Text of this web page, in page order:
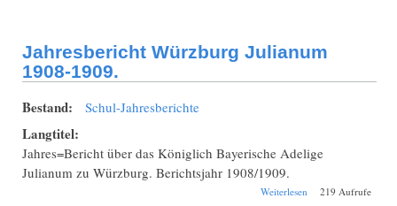
Jahresbericht Würzburg Julianum
1908-1909.
Bestand: Schul-Jahresberichte
Langtitel:
Jahres=Bericht über das Königlich Bayerische Adelige
Julianum zu Würzburg. Berichtsjahr 1908/1909.
Weiterlesen über Jahresbericht
219 Aufrufe